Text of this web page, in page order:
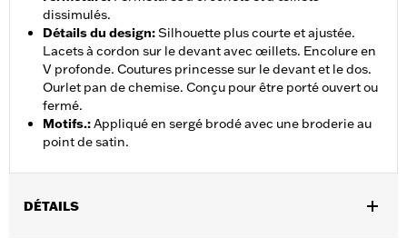
dissimulés.
Détails du design:Silhouette plus courte et ajustée.
Lacets à cordon sur le devant avec œillets. Encolure en
V profonde. Coutures princesse sur le devant et le dos.
Ourlet pan de chemise. Conçu pour être porté ouvert ou
fermé.
Motifs.:Appliqué en sergé brodé avec une broderie au
point de satin.
DÉTAILS